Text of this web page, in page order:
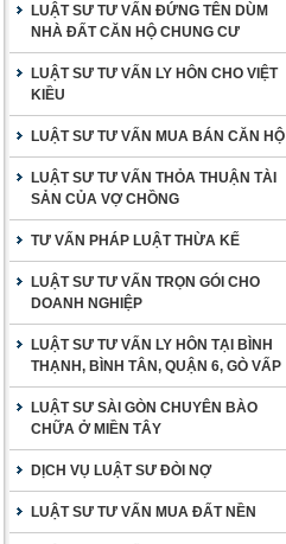
LUẬT SƯ TƯ VẤN ĐỨNG TÊN DÙM
NHÀ ĐẤT CĂN HỘ CHUNG CƯ
LUẬT SƯ TƯ VẤN LY HÔN CHO VIỆT
KIỀU
LUẬT SƯ TƯ VẤN MUA BÁN CĂN HỘ
LUẬT SƯ TƯ VẤN THỎA THUẬN TÀI
SẢN CỦA VỢ CHỒNG
TƯ VẤN PHÁP LUẬT THỪA KẾ
LUẬT SƯ TƯ VẤN TRỌN GÓI CHO
DOANH NGHIỆP
LUẬT SƯ TƯ VẤN LY HÔN TẠI BÌNH
THẠNH, BÌNH TÂN, QUẬN 6, GÒ VẤP
LUẬT SƯ SÀI GÒN CHUYÊN BÀO
CHỮA Ở MIỀN TÂY
DỊCH VỤ LUẬT SƯ ĐÒI NỢ
LUẬT SƯ TƯ VẤN MUA ĐẤT NỀN